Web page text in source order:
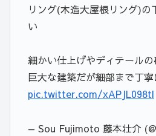
リング(木造大屋根リング)の
い
細かい仕上げやディテール
巨大な建築だが細部まで丁寧
pic.twitter.com/xAPJL098tl
— Sou Fujimoto 藤本壮介